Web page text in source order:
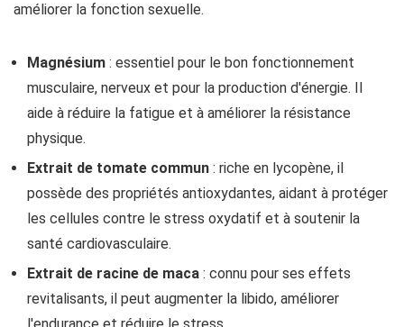
améliorer la fonction sexuelle.
Magnésium : essentiel pour le bon fonctionnement
musculaire, nerveux et pour la production d'énergie. Il
aide à réduire la fatigue et à améliorer la résistance
physique.
Extrait de tomate commun : riche en lycopène, il
possède des propriétés antioxydantes, aidant à protéger
les cellules contre le stress oxydatif et à soutenir la
santé cardiovasculaire.
Extrait de racine de maca : connu pour ses effets
revitalisants, il peut augmenter la libido, améliorer